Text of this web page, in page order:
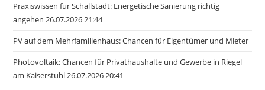
Praxiswissen für Schallstadt: Energetische Sanierung richtig
angehen 26.07.2026 21:44
PV auf dem Mehrfamilienhaus: Chancen für Eigentümer und Mieter
Photovoltaik: Chancen für Privathaushalte und Gewerbe in Riegel
am Kaiserstuhl 26.07.2026 20:41